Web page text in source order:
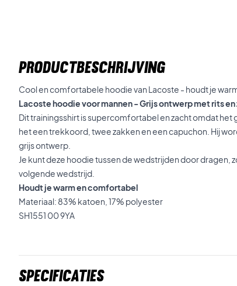
PRODUCTBESCHRIJVING
Cool en comfortabele hoodie van Lacoste - houdt je
Lacoste hoodie voor mannen - Grijs ontwerp met rits en
Dit trainingsshirt is supercomfortabel en zacht omdat
het een trekkoord, twee zakken en een capuchon. Hij
grijs ontwerp.
Je kunt deze hoodie tussen de wedstrijden door dragen,
volgende wedstrijd.
Houdt je warm en comfortabel
Materiaal: 83% katoen, 17% polyester
SH1551 00 9YA
Specificaties